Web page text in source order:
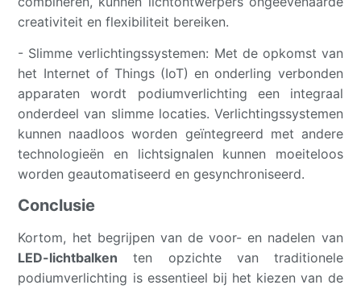
creativiteit en flexibiliteit bereiken.
- Slimme verlichtingssystemen: Met de opkomst van
het Internet of Things (IoT) en onderling verbonden
apparaten wordt podiumverlichting een integraal
onderdeel van slimme locaties. Verlichtingssystemen
kunnen naadloos worden geïntegreerd met andere
technologieën en lichtsignalen kunnen moeiteloos
worden geautomatiseerd en gesynchroniseerd.
Conclusie
Kortom, het begrijpen van de voor- en nadelen van
LED-lichtbalken ten opzichte van traditionele
podiumverlichting is essentieel bij het kiezen van de